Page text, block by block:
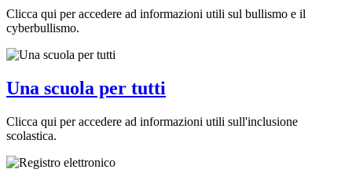
Clicca qui per accedere ad informazioni utili sul bullismo e il
cyberbullismo.
Una scuola per tutti
Clicca qui per accedere ad informazioni utili sull'inclusione
scolastica.